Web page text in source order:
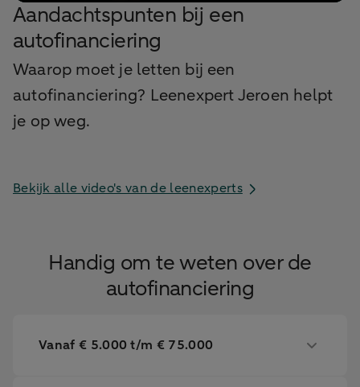
Aandachtspunten bij een
autofinanciering
Waarop moet je letten bij een
autofinanciering? Leenexpert Jeroen helpt
je op weg.
Bekijk alle video's van de leenexperts
Handig om te weten over de
autofinanciering
Vanaf € 5.000 t/m € 75.000